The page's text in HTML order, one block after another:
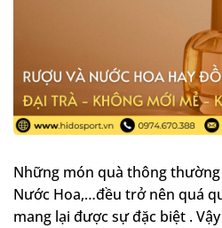
Những món quà thông
Nước Hoa,…đều trở nên quá
mang lại được sự đặc biệt .